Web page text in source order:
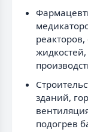
реакторов,
зданий,
подогрев